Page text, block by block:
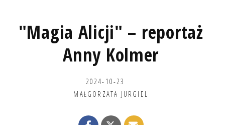
"Magia Alicji" – reportaż
Anny Kolmer
2024-10-23
MAŁGORZATA JURGIEL